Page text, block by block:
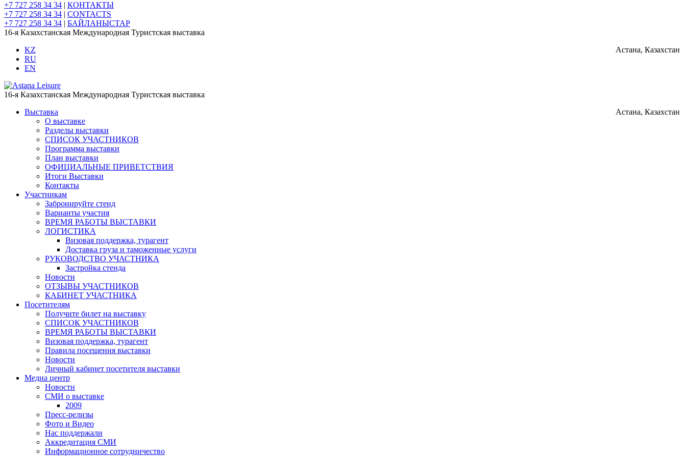
+7 727 258 34 34 | КОНТАКТЫ
+7 727 258 34 34 | CONTACTS
+7 727 258 34 34 | БАЙЛАНЫСТАР
16-я Казахстанская Международная Туристская выставка
Астана, Казахстан
KZ
RU
EN
16-я Казахстанская Международная Туристская выставка
Астана, Казахстан
Выставка
О выставке
Разделы выставки
СПИСОК УЧАСТНИКОВ
Программа выставки
План выставки
ОФИЦИАЛЬНЫЕ ПРИВЕТСТВИЯ
Итоги Выставки
Контакты
Участникам
Забронируйте стенд
Варианты участия
ВРЕМЯ РАБОТЫ ВЫСТАВКИ
ЛОГИСТИКА
Визовая поддержка, турагент
Доставка груза и таможенные услуги
РУКОВОДСТВО УЧАСТНИКА
Застройка стенда
Новости
ОТЗЫВЫ УЧАСТНИКОВ
КАБИНЕТ УЧАСТНИКА
Посетителям
Получите билет на выставку
СПИСОК УЧАСТНИКОВ
ВРЕМЯ РАБОТЫ ВЫСТАВКИ
Визовая поддержка, турагент
Правила посещения выставки
Новости
Личный кабинет посетителя выставки
Медиа центр
Новости
СМИ о выставке
2009
Пресс-релизы
Фото и Видео
Нас поддержали
Аккредитация СМИ
Информационное сотрудничество